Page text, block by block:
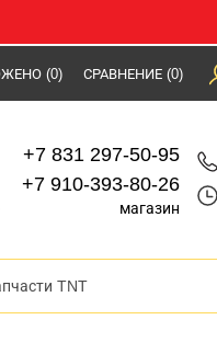
(0) СРАВНЕНИЕ (0)
+7 831 297-50-95
+7 910-393-80-26
магазин
TNT